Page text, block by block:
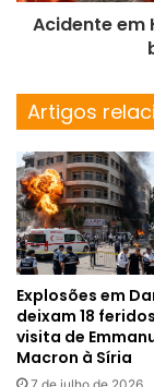
Acidente em
Artigos
Explosões em
deixam 18
visita de
Macron à Síria